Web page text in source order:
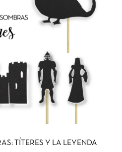
TÍTERES Y LA LEYENDA